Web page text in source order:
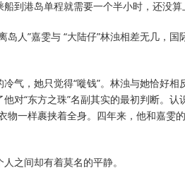
到港岛单程就需要一个半小时，还没算
人”嘉雯与 “大陆仔”林浊相差无几，
气，她只觉得“嘥钱”。林浊与她恰好
对“东方之珠”名副其实的最初判断。
物一样裹挟着全身。四年来，他和嘉雯
之间却有着莫名的平静。